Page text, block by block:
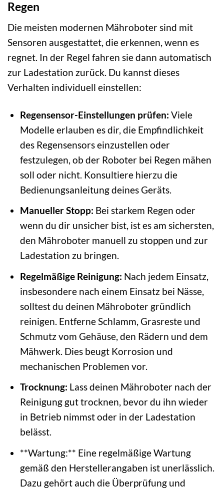
Regen
Die meisten modernen Mähroboter sind mit
Sensoren ausgestattet, die erkennen, wenn es
regnet. In der Regel fahren sie dann automatisch
zur Ladestation zurück. Du kannst dieses
Verhalten individuell einstellen:
Regensensor-Einstellungen prüfen: Viele
Modelle erlauben es dir, die Empfindlichkeit
des Regensensors einzustellen oder
festzulegen, ob der Roboter bei Regen mähen
soll oder nicht. Konsultiere hierzu die
Bedienungsanleitung deines Geräts.
Manueller Stopp: Bei starkem Regen oder
wenn du dir unsicher bist, ist es am sichersten,
den Mähroboter manuell zu stoppen und zur
Ladestation zu bringen.
Regelmäßige Reinigung: Nach jedem Einsatz,
insbesondere nach einem Einsatz bei Nässe,
solltest du deinen Mähroboter gründlich
reinigen. Entferne Schlamm, Grasreste und
Schmutz vom Gehäuse, den Rädern und dem
Mähwerk. Dies beugt Korrosion und
mechanischen Problemen vor.
Trocknung: Lass deinen Mähroboter nach der
Reinigung gut trocknen, bevor du ihn wieder
in Betrieb nimmst oder in der Ladestation
belässt.
**Wartung:** Eine regelmäßige Wartung
gemäß den Herstellerangaben ist unerlässlich.
Dazu gehört auch die Überprüfung und